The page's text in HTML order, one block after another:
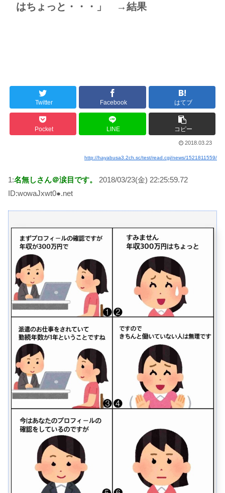
はちょっと・・・」 →結果
Twitter Facebook はてブ
Pocket LINE コピー
2018.03.23
http://hayabusa3.2ch.sc/test/read.cgi/news/1521811559/
1:名無しさん＠涙目です。
2018/03/23(金) 22:25:59.72
ID:wowaJxwt0●.net